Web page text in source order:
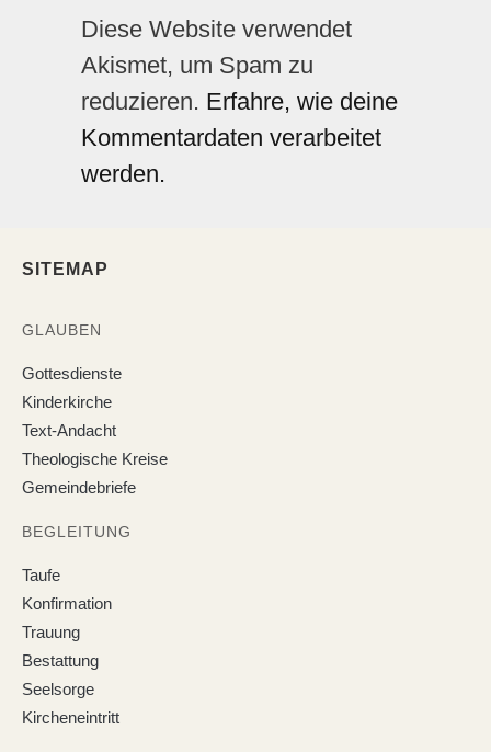
Diese Website verwendet
Akismet, um Spam zu
reduzieren. Erfahre, wie deine
Kommentardaten verarbeitet
werden.
SITEMAP
GLAUBEN
Gottesdienste
Kinderkirche
Text-Andacht
Theologische Kreise
Gemeindebriefe
BEGLEITUNG
Taufe
Konfirmation
Trauung
Bestattung
Seelsorge
Kircheneintritt